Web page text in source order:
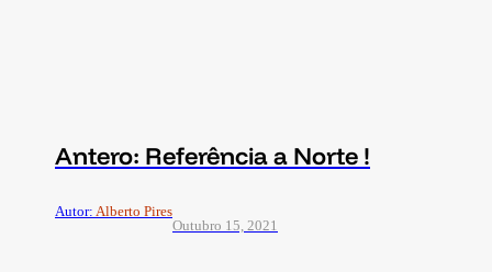
Antero: Referência a Norte !
Autor: Alberto Pires
Outubro 15, 2021